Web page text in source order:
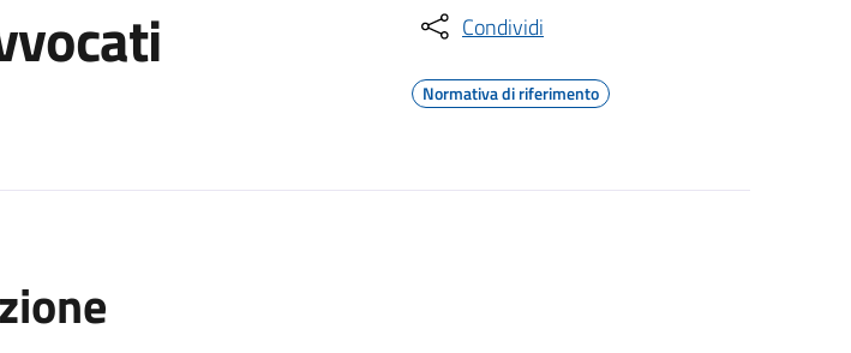
Condividi
Normativa di riferimento